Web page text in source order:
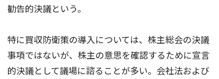
勧告的決議という。
特に買収防衛策の導入については、株主総会の決議
事項ではないが、株主の意思を確認するために宣言
的決議として議場に諮ることが多い。会社法および